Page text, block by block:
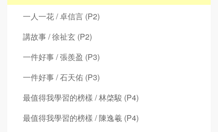
一人一花 / 卓信言 (P2)
講故事 / 徐祉玄 (P2)
一件好事 / 張羨盈 (P3)
一件好事 / 石天佑 (P3)
最值得我學習的榜樣 / 林棨駿 (P4)
最值得我學習的榜樣 / 陳逸羲 (P4)